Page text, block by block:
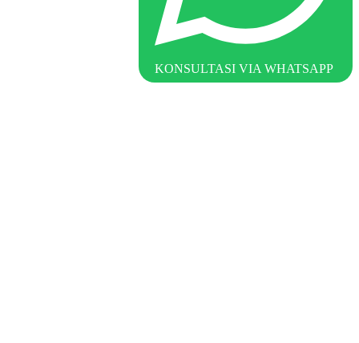
KONSULTASI VIA WHATSAPP